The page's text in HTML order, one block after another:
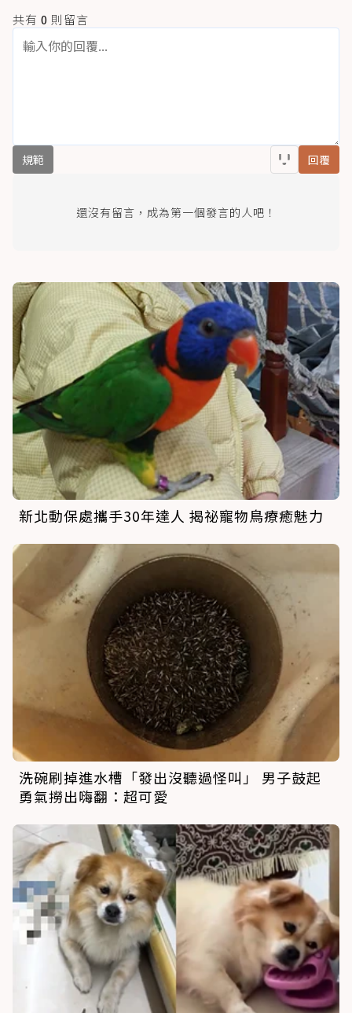
共有 0 則留言
規範 回覆
還沒有留言，成為第一個發言的人吧！
新北動保處攜手30年達人 揭祕寵物鳥療癒魅力
洗碗刷掉進水槽「發出沒聽過怪叫」 男子鼓起
勇氣撈出嗨翻：超可愛